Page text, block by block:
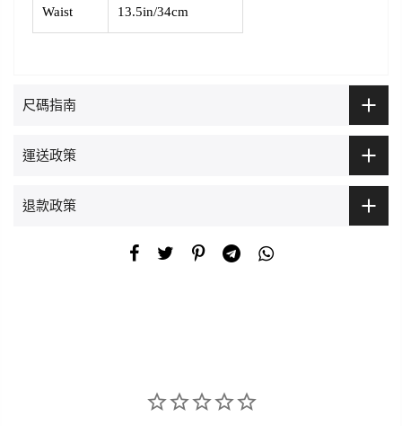
Waist 13.5in/34cm
尺碼指南
運送政策
退款政策